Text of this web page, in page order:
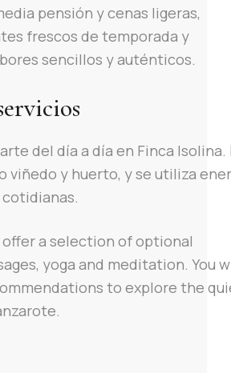
pensión y cenas ligeras,
frescos de temporada y
sencillos y auténticos.
del día a día en Finca Isolina.
viñedo y huerto, y se utiliza
a selection of optional
yoga and meditation. You
to explore the